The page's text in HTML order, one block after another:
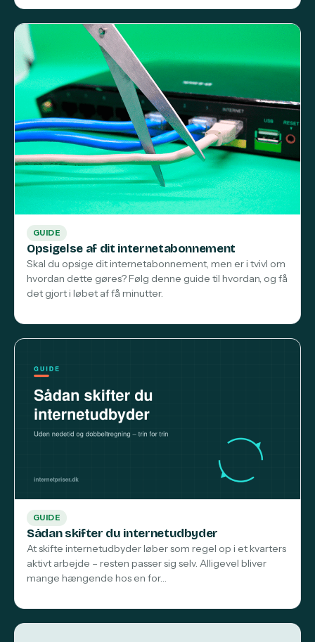
GUIDE
Opsigelse af dit internetabonnement
Skal du opsige dit internetabonnement, men er i tvivl om
hvordan dette gøres? Følg denne guide til hvordan, og få
det gjort i løbet af få minutter.
GUIDE
Sådan skifter du internetudbyder
At skifte internetudbyder løber som regel op i et kvarters
aktivt arbejde – resten passer sig selv. Alligevel bliver
mange hængende hos en for…